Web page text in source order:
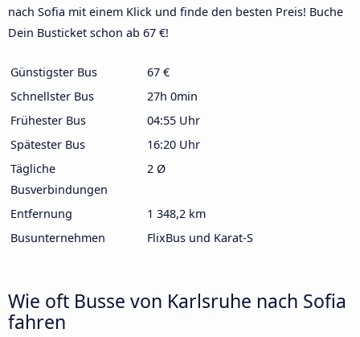
nach Sofia mit einem Klick und finde den besten Preis! Buche
Dein Busticket schon ab 67 €!
Günstigster Bus
67 €
Schnellster Bus
27h 0min
Frühester Bus
04:55 Uhr
Spätester Bus
16:20 Uhr
Tägliche
Busverbindungen
2 Ø
Entfernung
1 348,2 km
Busunternehmen
FlixBus und Karat-S
Wie oft Busse von Karlsruhe nach Sofia
fahren